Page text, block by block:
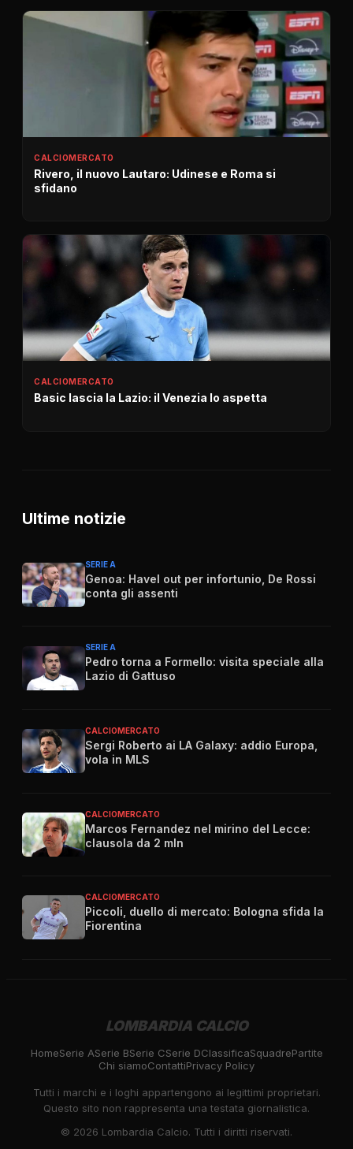
CALCIOMERCATO
Rivero, il nuovo Lautaro: Udinese e Roma si
sfidano
CALCIOMERCATO
Basic lascia la Lazio: il Venezia lo aspetta
Ultime notizie
SERIE A
Genoa: Havel out per infortunio, De Rossi
conta gli assenti
SERIE A
Pedro torna a Formello: visita speciale alla
Lazio di Gattuso
CALCIOMERCATO
Sergi Roberto ai LA Galaxy: addio Europa,
vola in MLS
CALCIOMERCATO
Marcos Fernandez nel mirino del Lecce:
clausola da 2 mln
CALCIOMERCATO
Piccoli, duello di mercato: Bologna sfida la
Fiorentina
LOMBARDIA CALCIO
HomeSerie ASerie BSerie CSerie DClassificaSquadrePartite
Chi siamoContattiPrivacy Policy
Tutti i marchi e i loghi appartengono ai legittimi proprietari.
Questo sito non rappresenta una testata giornalistica.
© 2026 Lombardia Calcio. Tutti i diritti riservati.